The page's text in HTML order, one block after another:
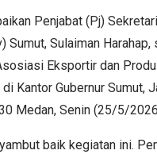
Penjabat (Pj)
Sumut, Sulaiman Harahap,
Eksportir dan
Kantor Gubernur Sumut,
Medan, Senin (25/5/
baik kegiatan ini.